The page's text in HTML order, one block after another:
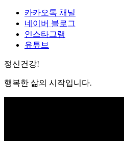
카카오톡 채널
네이버 블로그
인스타그램
유튜브
정신건강!
행복한 삶의 시작입니다.